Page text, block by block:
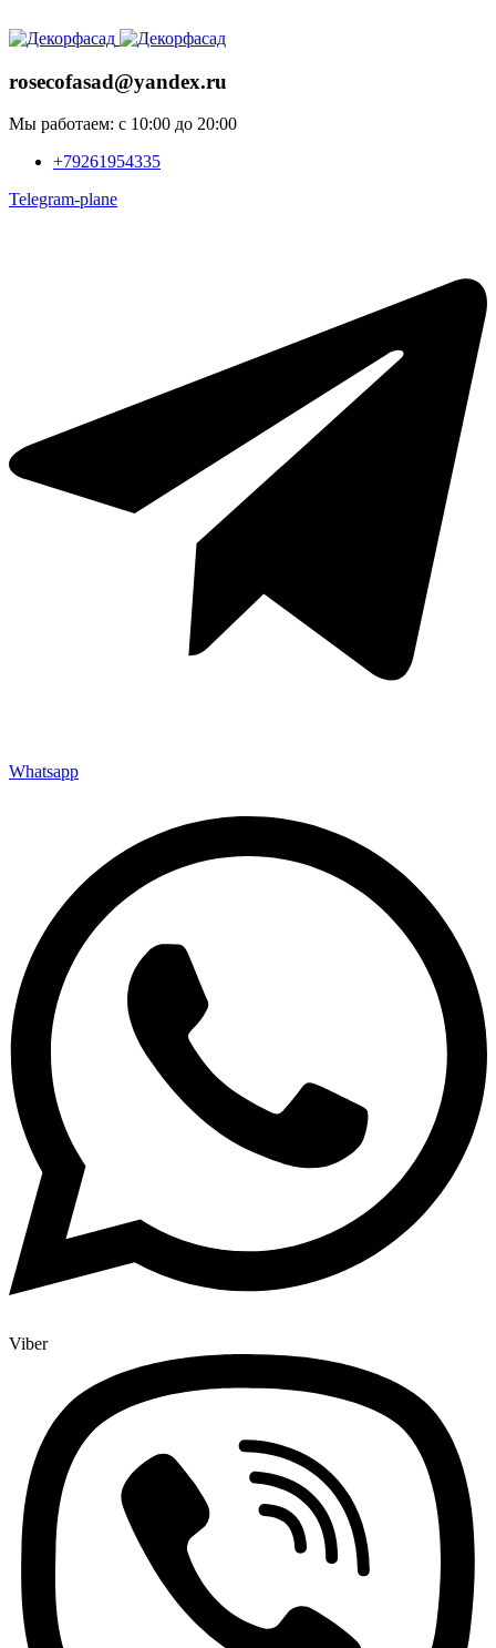
rosecofasad@yandex.ru
Мы работаем: с 10:00 до 20:00
+79261954335
Telegram-plane
Whatsapp
Viber